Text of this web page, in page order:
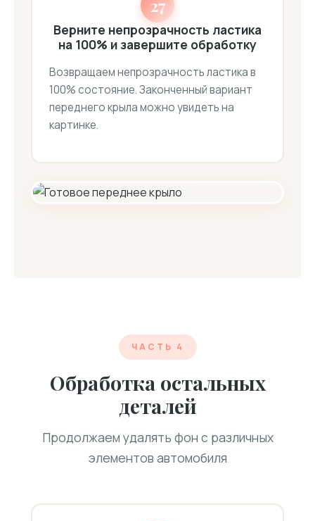
27
Верните непрозрачность ластика
на 100% и завершите обработку
Возвращаем непрозрачность ластика в
100% состояние. Законченный вариант
переднего крыла можно увидеть на
картинке.
ЧАСТЬ 4
Обработка остальных
деталей
Продолжаем удалять фон с различных
элементов автомобиля